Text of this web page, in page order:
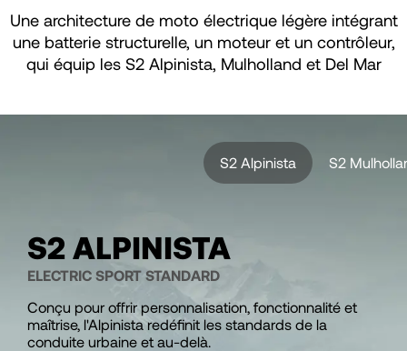
Une architecture de moto électrique légère intégrant
une batterie structurelle, un moteur et un contrôleur,
qui équip les S2 Alpinista, Mulholland et Del Mar
S2 Alpinista S2
S2 ALPINISTA
ELECTRIC SPORT STANDARD
Conçu pour offrir personnalisation, fonctionnalité et
maîtrise, l'Alpinista redéfinit les standards de la
conduite urbaine et au-delà.